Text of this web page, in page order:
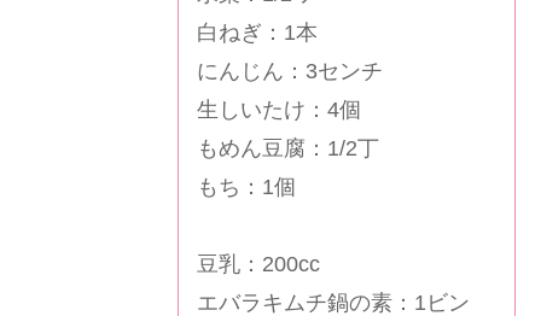
白ねぎ：1本
にんじん：3センチ
生しいたけ：4個
もめん豆腐：1/2丁
もち：1個
豆乳：200cc
エバラキムチ鍋の素：1ビン